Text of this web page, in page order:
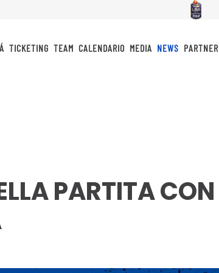
TICKETING TEAM CALENDARIO MEDIA NEWS PARTNER
PARTITA CON